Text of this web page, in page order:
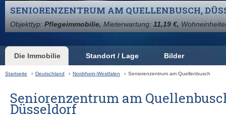
SENIORENZENTRUM AM QUELLENBUSCH,
Objekttyp: Pflegeimmobilie, Mieterwartung: 11,19 €,
Die Immobilie Standort / Lage Bilder
Startseite › Deutschland › Nordrhein-Westfalen › Seniorenzentrum am Quellenbusch
Seniorenzentrum am
Düsseldorf